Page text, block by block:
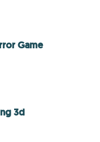
Game
3d